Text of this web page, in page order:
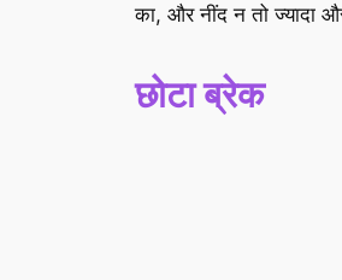
का, और नींद न तो ज्यादा
छोटा ब्रेक